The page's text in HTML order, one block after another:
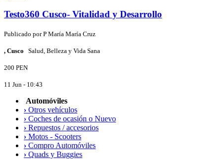
Testo360 Cusco- Vitalidad y Desarrollo
Publicado porP María María Cruz
, Cusco Salud, Belleza y Vida Sana
200 PEN
11 Jun - 10:43
Automóviles
› Otros vehículos
› Coches de ocasión o Nuevo
› Repuestos / accesorios
› Motos - Scooters
› Compro Automóviles
› Quads y Buggies